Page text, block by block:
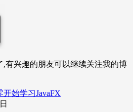
,有兴趣的朋友可以继续关注我的博
开始学习JavaFX